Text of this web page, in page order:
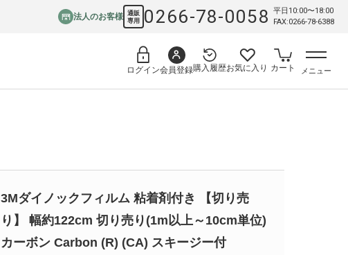
法人のお客様 通販
専用
0266-78-0058
平日10:00〜18:00
FAX:0266-78-6388
ログイン会員登録購入履歴お気に入り カート メニュー
3Mダイノックフィルム 粘着剤付き 【切り売
り】 幅約122cm 切り売り(1m以上～10cm単位)
カーボン Carbon (R) (CA) スキージー付